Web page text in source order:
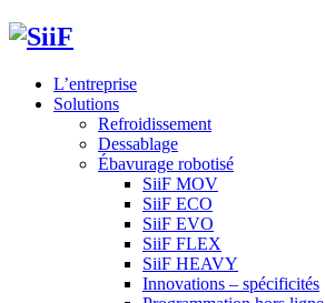
L’entreprise
Solutions
Refroidissement
Dessablage
Ébavurage robotisé
SiiF MOV
SiiF ECO
SiiF EVO
SiiF FLEX
SiiF HEAVY
Innovations – spécificités